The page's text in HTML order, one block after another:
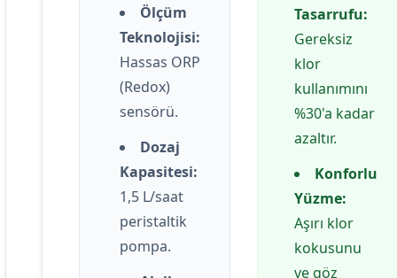
Ölçüm
Teknolojisi:
Hassas ORP
(Redox)
sensörü.
Dozaj
Kapasitesi:
1,5 L/saat
peristaltik
pompa.
Tasarrufu:
Gereksiz
klor
kullanımını
%30'a kadar
azaltır.
Konforlu
Yüzme:
Aşırı klor
kokusunu
ve göz